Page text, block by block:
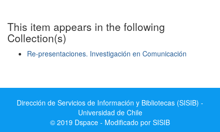
This item appears in the following
Collection(s)
Re-presentaciones. Investigación en Comunicación
Dirección de Servicios de Información y Bibliotecas (SISIB) -
Universidad de Chile
© 2019 Dspace - Modificado por SISIB